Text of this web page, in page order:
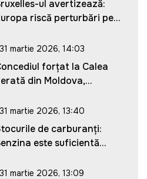
ul avertizează:
riscă perturbări pe...
31 martie 2026, 14:03
forțat la Calea
din Moldova,
31 martie 2026, 13:40
de carburanți:
este suficientă
31 martie 2026, 13:09